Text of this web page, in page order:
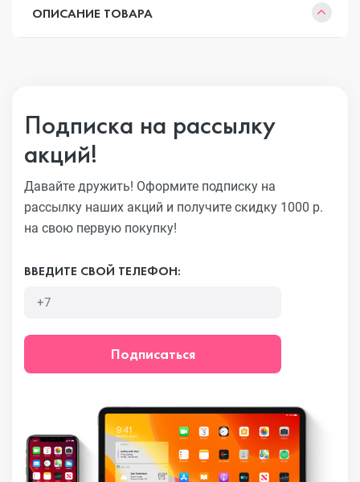
ОПИСАНИЕ ТОВАРА
Подписка на рассылку
акций!
Давайте дружить! Оформите подписку на
рассылку наших акций и получите скидку 1000 р.
на свою первую покупку!
ВВЕДИТЕ СВОЙ ТЕЛЕФОН:
Подписаться